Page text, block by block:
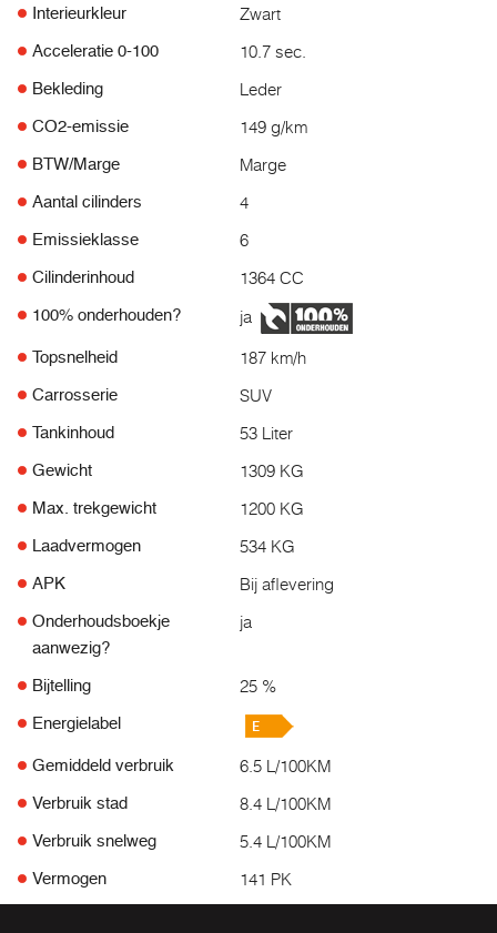
Interieurkleur Zwart
Acceleratie 0-100 10.7 sec.
Bekleding Leder
CO2-emissie 149 g/km
BTW/Marge Marge
Aantal cilinders 4
Emissieklasse 6
Cilinderinhoud 1364 CC
100% onderhouden? ja
Topsnelheid 187 km/h
Carrosserie SUV
Tankinhoud 53 Liter
Gewicht 1309 KG
Max. trekgewicht 1200 KG
Laadvermogen 534 KG
APK Bij aflevering
Onderhoudsboekje
aanwezig?
ja
Bijtelling 25 %
Energielabel
Gemiddeld verbruik 6.5 L/100KM
Verbruik stad 8.4 L/100KM
Verbruik snelweg 5.4 L/100KM
Vermogen 141 PK